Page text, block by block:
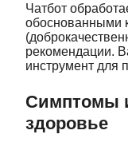
Чатбот
обоснованными
рекомендации.
инструмент для
Симптомы
здоровье